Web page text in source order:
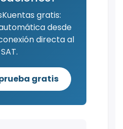
gratis:
desde
directa al
SAT.
gratis